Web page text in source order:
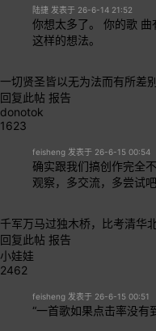
陆捷 发表于 26-6-14 21:52
你想太多了。 你的歌
这样的想法。
一切贤圣皆以无为法而有所差
回复此帖 报告
donotok
1623
feisheng 发表于 26-6-15 00:54
确实跟我们搞创作完全
观察，多交流，多尝试
千军万马过独木桥，比考清华
回复此帖 报告
小娃娃
2462
feisheng 发表于 26-6-15 00:51
“一首歌如果点击率没有